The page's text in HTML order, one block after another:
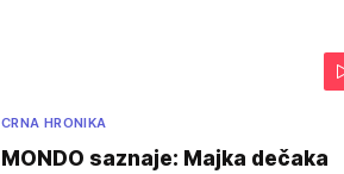
CRNA HRONIKA
MONDO saznaje: Majka dečaka